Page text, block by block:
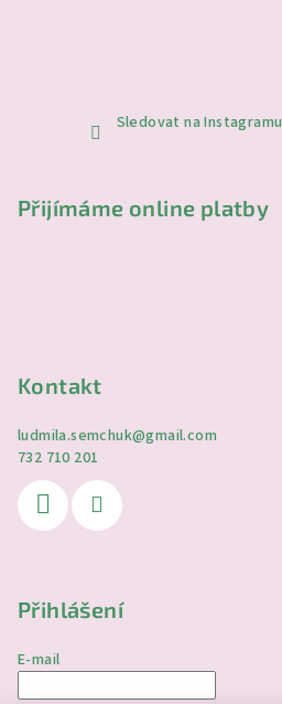
Sledovat na Instagramu
Přijímáme online platby
Kontakt
ludmila.semchuk@gmail.com
732 710 201
Přihlášení
E-mail